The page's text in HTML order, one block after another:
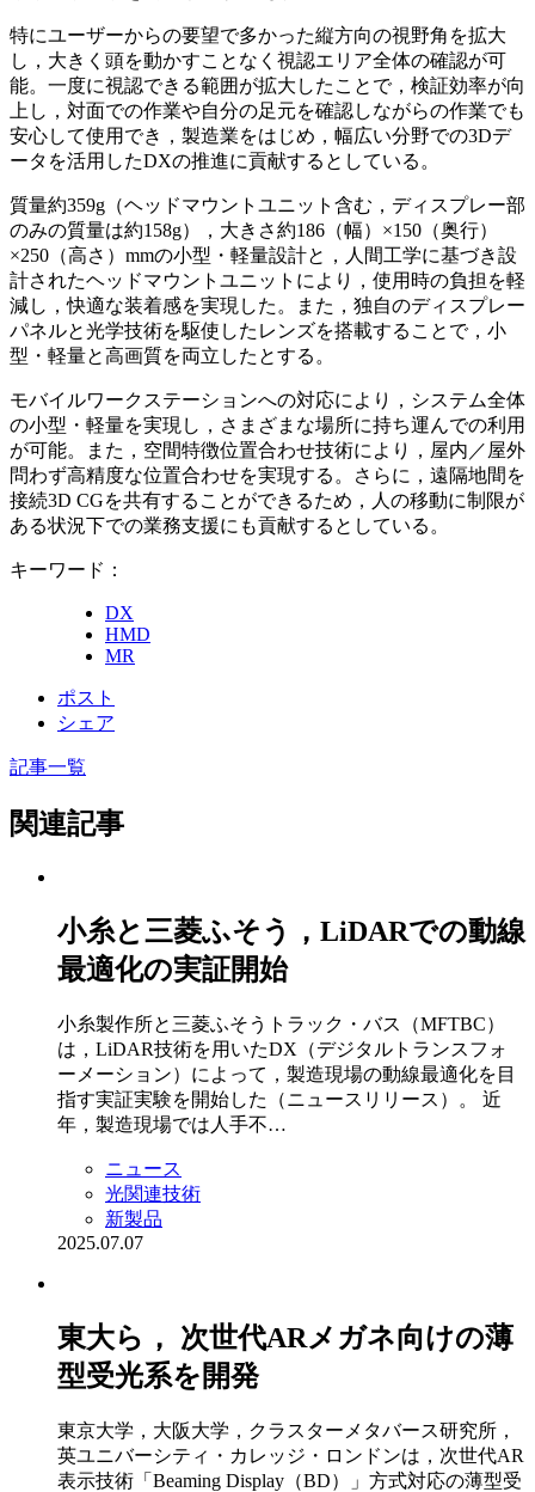
特にユーザーからの要望で多かった縦方向の視野角を拡大
し，大きく頭を動かすことなく視認エリア全体の確認が可
能。一度に視認できる範囲が拡大したことで，検証効率が向
上し，対面での作業や自分の足元を確認しながらの作業でも
安心して使用でき，製造業をはじめ，幅広い分野での3Dデ
ータを活用したDXの推進に貢献するとしている。
質量約359g（ヘッドマウントユニット含む，ディスプレー部
のみの質量は約158g），大きさ約186（幅）×150（奥行）
×250（高さ）mmの小型・軽量設計と，人間工学に基づき設
計されたヘッドマウントユニットにより，使用時の負担を軽
減し，快適な装着感を実現した。また，独自のディスプレー
パネルと光学技術を駆使したレンズを搭載することで，小
型・軽量と高画質を両立したとする。
モバイルワークステーションへの対応により，システム全体
の小型・軽量を実現し，さまざまな場所に持ち運んでの利用
が可能。また，空間特徴位置合わせ技術により，屋内／屋外
問わず高精度な位置合わせを実現する。さらに，遠隔地間を
接続3D CGを共有することができるため，人の移動に制限が
ある状況下での業務支援にも貢献するとしている。
キーワード：
DX
HMD
MR
ポスト
シェア
記事一覧
関連記事
小糸と三菱ふそう，LiDARでの動線
最適化の実証開始
小糸製作所と三菱ふそうトラック・バス（MFTBC）
は，LiDAR技術を用いたDX（デジタルトランスフォ
ーメーション）によって，製造現場の動線最適化を目
指す実証実験を開始した（ニュースリリース）。 近
年，製造現場では人手不…
ニュース
光関連技術
新製品
2025.07.07
東大ら， 次世代ARメガネ向けの薄
型受光系を開発
東京大学，大阪大学，クラスターメタバース研究所，
英ユニバーシティ・カレッジ・ロンドンは，次世代AR
表示技術「Beaming Display（BD）」方式対応の薄型受